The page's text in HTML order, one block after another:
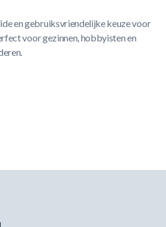
en gebruiksvriendelijke keuze voor
voor gezinnen, hobbyisten en